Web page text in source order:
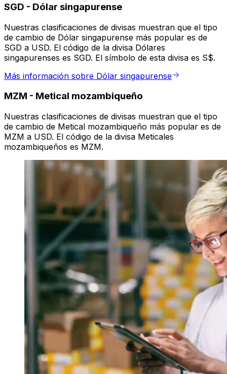
SGD - Dólar singapurense
Nuestras clasificaciones de divisas muestran que el tipo
de cambio de Dólar singapurense más popular es de
SGD a USD. El código de la divisa Dólares
singapurenses es SGD. El símbolo de esta divisa es S$.
Más información sobre Dólar singapurense
MZM - Metical mozambiqueño
Nuestras clasificaciones de divisas muestran que el tipo
de cambio de Metical mozambiqueño más popular es de
MZM a USD. El código de la divisa Meticales
mozambiqueños es MZM.